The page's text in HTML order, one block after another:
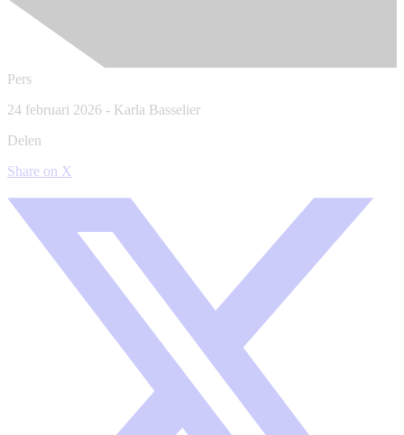
Pers
24 februari 2026 - Karla Basselier
Delen
Share on X